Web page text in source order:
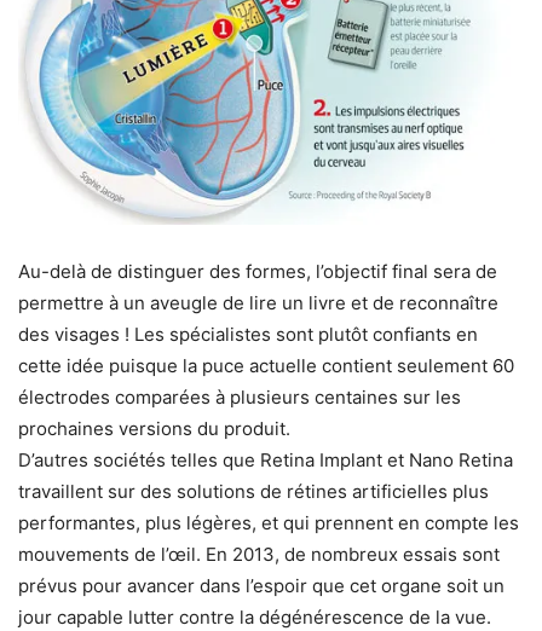
Au-delà de distinguer des formes, l’objectif final sera de
permettre à un aveugle de lire un livre et de reconnaître
des visages ! Les spécialistes sont plutôt confiants en
cette idée puisque la puce actuelle contient seulement 60
électrodes comparées à plusieurs centaines sur les
prochaines versions du produit.
D’autres sociétés telles que Retina Implant et Nano Retina
travaillent sur des solutions de rétines artificielles plus
performantes, plus légères, et qui prennent en compte les
mouvements de l’œil. En 2013, de nombreux essais sont
prévus pour avancer dans l’espoir que cet organe soit un
jour capable lutter contre la dégénérescence de la vue.